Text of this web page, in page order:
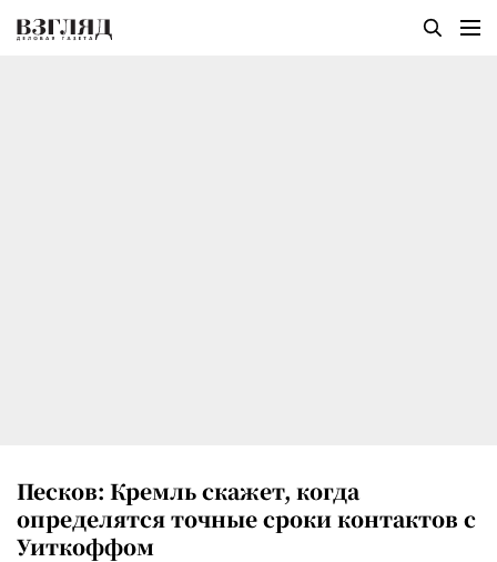
Песков: Кремль скажет, когда
определятся точные сроки контактов с
Уиткоффом